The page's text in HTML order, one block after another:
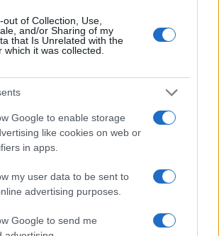
of Collection, Use,
and/or Sharing of my
that Is Unrelated with the
which it was collected.
Google to enable storage
like cookies on web or
in apps.
my user data to be sent to
advertising purposes.
Google to send me